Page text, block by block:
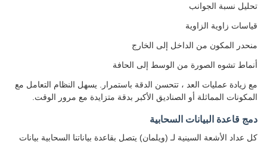
تحليل نسبة الجوانب
قياسات زاوية الزاوية
منحدر المكون من الداخل إلى الخارج
أنماط تشوه الصورة من الوسط إلى الحافة
مع زيادة عمليات العد ، تتحسن الدقة باستمرار. يسهل النظام التعامل مع
المكونات المماثلة أو الصناديق الأكبر بدقة متزايدة مع مرور الوقت.
دمج قاعدة البيانات السحابية
كل عداد الأشعة السينية لـ (ويلمان) يتصل بقاعدة بياناتنا السحابية بيانات